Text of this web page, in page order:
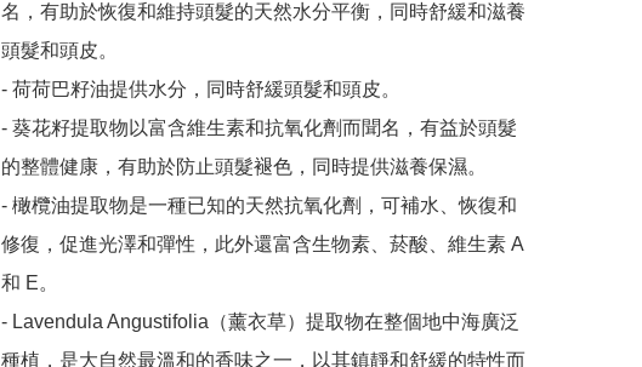
名，有助於恢復和維持頭髮的天然水分平衡，同時舒緩和滋養
頭髮和頭皮。
- 荷荷巴籽油提供水分，同時舒緩頭髮和頭皮。
- 葵花籽提取物以富含維生素和抗氧化劑而聞名，有益於頭髮
的整體健康，有助於防止頭髮褪色，同時提供滋養保濕。
- 橄欖油提取物是一種已知的天然抗氧化劑，可補水、恢復和
修復，促進光澤和彈性，此外還富含生物素、菸酸、維生素 A
和 E。
- Lavendula Angustifolia（薰衣草）提取物在整個地中海廣泛
種植，是大自然最溫和的香味之一，以其鎮靜和舒緩的特性而